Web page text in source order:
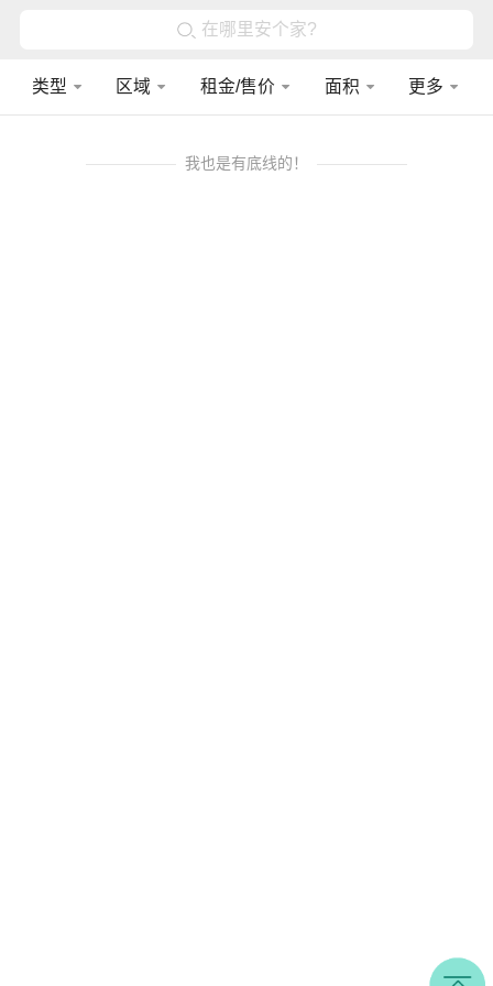
在哪里安个家?
类型 区域 租金/售价 面积 更多
我也是有底线的！